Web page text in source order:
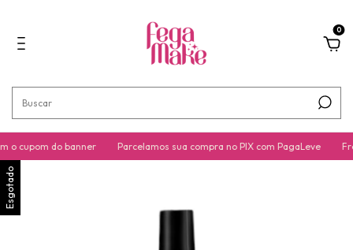
0
o cupom do banner Parcelamos sua compra no PIX com PagaLeve
Esgotado